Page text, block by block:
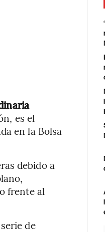
es el
en la Bolsa
debido a
frente al
de